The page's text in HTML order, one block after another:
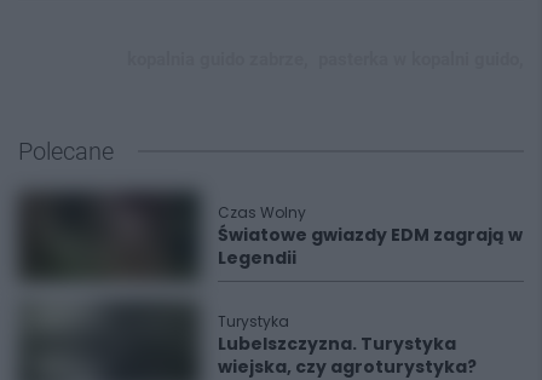
Polecane
Czas Wolny
Światowe gwiazdy EDM zagrają w
Legendii
Turystyka
Lubelszczyzna. Turystyka
wiejska, czy agroturystyka?